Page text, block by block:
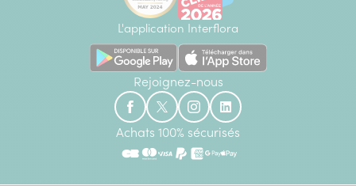
L'application Interflora
Rejoignez-nous
Achats 100% sécurisés